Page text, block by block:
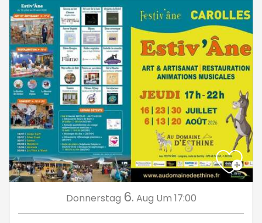
Donnerstag 6. Aug Um 17:00